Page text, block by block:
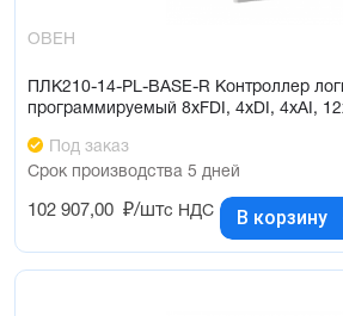
ОВЕН
ПЛК210-14-PL-BASE-R Контроллер
программируемый 8xFDI, 4xDI, 4xAI,
Под заказ
Срок производства 5 дней
102 907,00 ₽/штс НДС В корзину